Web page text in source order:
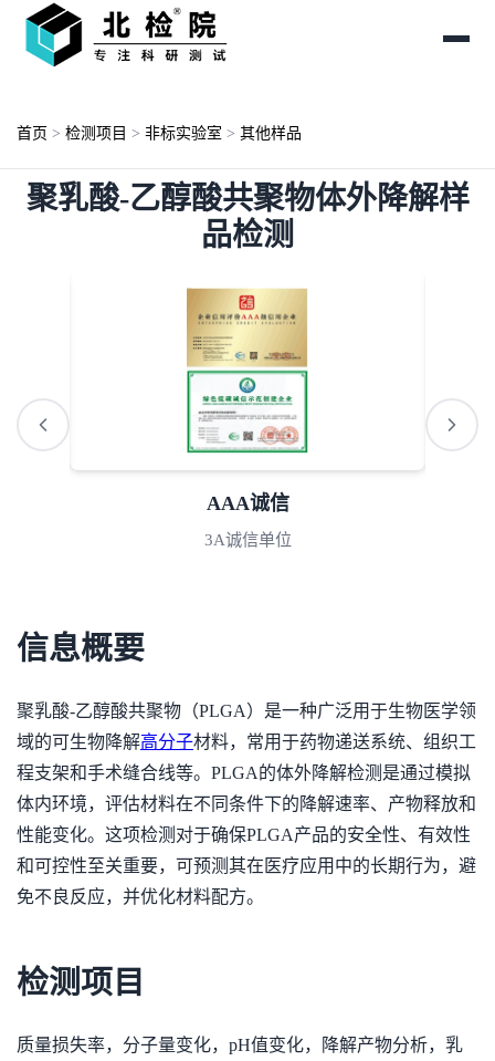
首页 > 检测项目 > 非标实验室 > 其他样品
聚乳酸-乙醇酸共聚物体外降解样
品检测
AAA诚信
3A诚信单位
信息概要
聚乳酸-乙醇酸共聚物（PLGA）是一种广泛用于生物医学领
域的可生物降解高分子材料，常用于药物递送系统、组织工
程支架和手术缝合线等。PLGA的体外降解检测是通过模拟
体内环境，评估材料在不同条件下的降解速率、产物释放和
性能变化。这项检测对于确保PLGA产品的安全性、有效性
和可控性至关重要，可预测其在医疗应用中的长期行为，避
免不良反应，并优化材料配方。
检测项目
质量损失率，分子量变化，pH值变化，降解产物分析，乳